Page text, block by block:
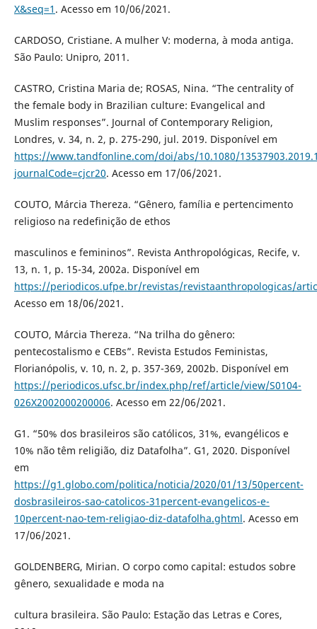
X&seq=1 . Acesso em 10/06/2021.
CARDOSO, Cristiane. A mulher V: moderna, à moda antiga.
São Paulo: Unipro, 2011.
CASTRO, Cristina Maria de; ROSAS, Nina. “The centrality of
the female body in Brazilian culture: Evangelical and
Muslim responses”. Journal of Contemporary Religion,
Londres, v. 34, n. 2, p. 275-290, jul. 2019. Disponível em
https://www.tandfonline.com/doi/abs/10.1080/
journalCode=cjcr20. Acesso em 17/06/2021.
COUTO, Márcia Thereza. “Gênero, família e pertencimento
religioso na redefinição de ethos
masculinos e femininos”. Revista Anthropológicas, Recife, v.
13, n. 1, p. 15-34, 2002a. Disponível em
https://periodicos.ufpe.br/revistas/revistaanthropologicas/
Acesso em 18/06/2021.
COUTO, Márcia Thereza. “Na trilha do gênero:
pentecostalismo e CEBs”. Revista Estudos Feministas,
Florianópolis, v. 10, n. 2, p. 357-369, 2002b. Disponível em
https://periodicos.ufsc.br/index.php/ref/article/view/S0104-
026X2002000200006. Acesso em 22/06/2021.
G1. “50% dos brasileiros são católicos, 31%, evangélicos e
10% não têm religião, diz Datafolha”. G1, 2020. Disponível
em
https://g1.globo.com/politica/noticia/2020/01/13/50percent-
dosbrasileiros-sao-catolicos-31percent-evangelicos-e-
10percent-nao-tem-religiao-diz-datafolha.ghtml. Acesso em
17/06/2021.
GOLDENBERG, Mirian. O corpo como capital: estudos sobre
gênero, sexualidade e moda na
cultura brasileira. São Paulo: Estação das Letras e Cores,